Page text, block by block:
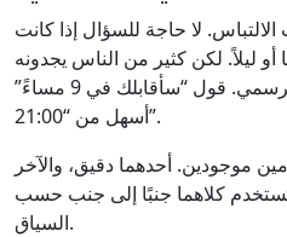
يتجنب الالتباس. لا حاجة للسؤال إذا كانت
في الساعة 7 صباحًا أو ليلاً. لكن كثير من الناس يجدونه
أقل طبيعية للاستخدام غير الرسمي. قول “سأقابلك في 9 مساءً”
أسهل من “21:00”.
موجودين. أحدهما دقيق، والآخر
كلاهما جنبًا إلى جنب حسب
السياق.